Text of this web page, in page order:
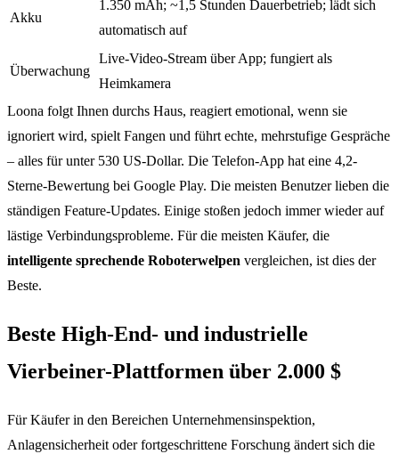
Akku
1.350 mAh; ~1,5 Stunden Dauerbetrieb; lädt sich
automatisch auf
Überwachung
Live-Video-Stream über App; fungiert als
Heimkamera
Loona folgt Ihnen durchs Haus, reagiert emotional, wenn sie
ignoriert wird, spielt Fangen und führt echte, mehrstufige Gespräche
– alles für unter 530 US-Dollar. Die Telefon-App hat eine 4,2-
Sterne-Bewertung bei Google Play. Die meisten Benutzer lieben die
ständigen Feature-Updates. Einige stoßen jedoch immer wieder auf
lästige Verbindungsprobleme. Für die meisten Käufer, die
intelligente sprechende Roboterwelpen vergleichen, ist dies der
Beste.
Beste High-End- und industrielle
Vierbeiner-Plattformen über 2.000 $
Für Käufer in den Bereichen Unternehmensinspektion,
Anlagensicherheit oder fortgeschrittene Forschung ändert sich die